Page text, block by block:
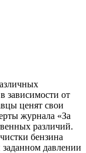
зависимости от
ценят свои
журнала «За
различий.
бензина
заданном давлении